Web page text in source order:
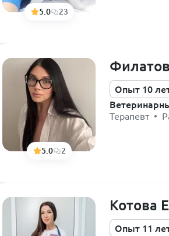
5.0 23
5.0 2
Опыт 10
Терапевт •
Котова
Опыт 11